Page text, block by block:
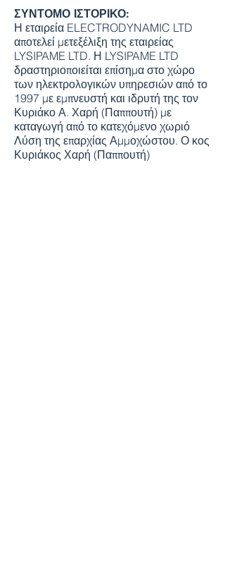
ΣΥΝΤΟΜΟ ΙΣΤΟΡΙΚΟ:
​Η εταιρεία ELECTRODYNAMIC LTD
αποτελεί μετεξέλιξη της εταιρείας
LYSIPAME LTD. Η LYSIPAME LTD
δραστηριοποιείται επίσημα στο χώρο
των ηλεκτρολογικών υπηρεσιών από το
1997 με εμπνευστή και ιδρυτή της τον
Κυριάκο Α. Χαρή (Παππουτή) με
καταγωγή από το κατεχόμενο χωριό
Λύση της επαρχίας Αμμοχώστου. Ο κος
Κυριάκος Χαρή (Παππουτή)